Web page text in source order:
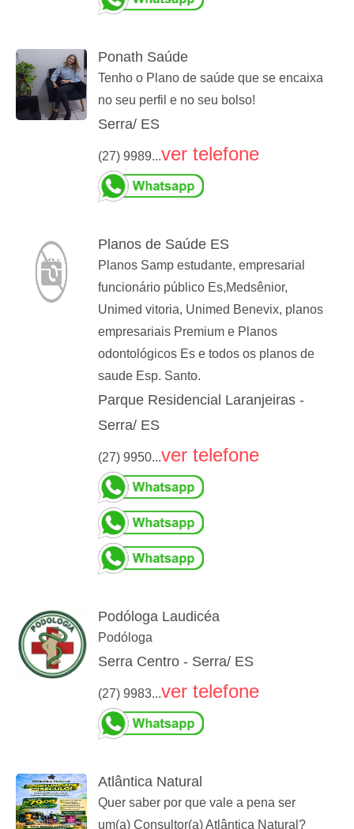
Ponath Saúde
Tenho o Plano de saúde que se encaixa
no seu perfil e no seu bolso!
Serra/ ES
(27) 9989...ver telefone
Planos de Saúde ES
Planos Samp estudante, empresarial
funcionário público Es,Medsênior,
Unimed vitoria, Unimed Benevix, planos
empresariais Premium e Planos
odontológicos Es e todos os planos de
saude Esp. Santo.
Parque Residencial Laranjeiras -
Serra/ ES
(27) 9950...ver telefone
Podóloga Laudicéa
Podóloga
Serra Centro - Serra/ ES
(27) 9983...ver telefone
Atlântica Natural
Quer saber por que vale a pena ser
um(a) Consultor(a) Atlântica Natural?